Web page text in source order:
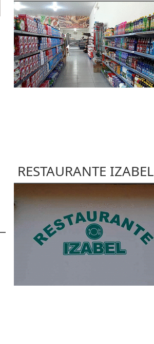
RESTAURANTE IZABEL